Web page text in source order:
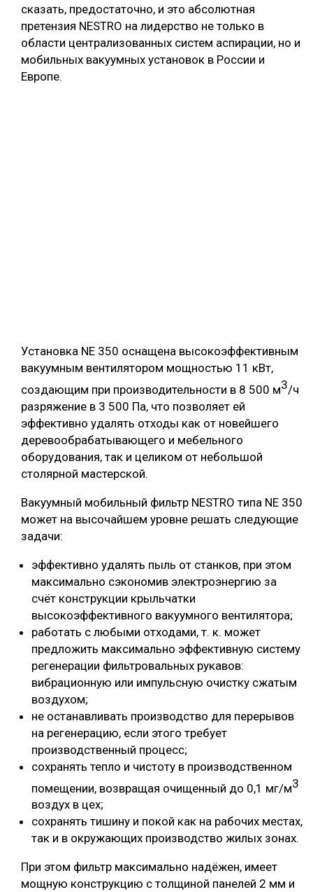
сказать, предостаточно, и это абсолютная
претензия NESTRO на лидерство не только в
области централизованных систем аспирации, но и
мобильных вакуумных установок в России и
Европе.
Установка NE 350 оснащена высокоэффективным
вакуумным вентилятором мощностью 11 кВт,
создающим при производительности в 8 500 м3/ч
разряжение в 3 500 Па, что позволяет ей
эффективно удалять отходы как от новейшего
деревообрабатывающего и мебельного
оборудования, так и целиком от небольшой
столярной мастерской.
Вакуумный мобильный фильтр NESTRO типа NE 350
может на высочайшем уровне решать следующие
задачи:
эффективно удалять пыль от станков, при этом
максимально сэкономив электроэнергию за
счёт конструкции крыльчатки
высокоэффективного вакуумного вентилятора;
работать с любыми отходами, т. к. может
предложить максимально эффективную систему
регенерации фильтровальных рукавов:
вибрационную или импульсную очистку сжатым
воздухом;
не останавливать производство для перерывов
на регенерацию, если этого требует
производственный процесс;
сохранять тепло и чистоту в производственном
помещении, возвращая очищенный до 0,1 мг/м3
воздух в цех;
сохранять тишину и покой как на рабочих местах,
так и в окружающих производство жилых зонах.
При этом фильтр максимально надёжен, имеет
мощную конструкцию с толщиной панелей 2 мм и